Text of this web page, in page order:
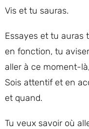
Vis et tu sauras.
Essayes et tu auras
en fonction, tu
aller à ce moment-
Sois attentif et en
et quand.
Tu veux savoir où